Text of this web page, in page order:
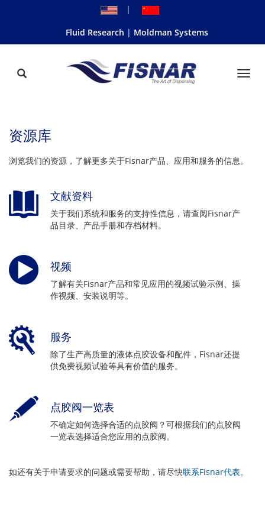
|
Fluid Research Moldman Systems
资源库
浏览我们的资源，了解更多关于Fisnar产品、应用和服务的信息。
文献资料
关于我们系统和服务的支持性信息，请查阅Fisnar产
品目录、产品手册和存档材料。
视频
了解有关Fisnar产品和常见应用的视频试验示例、操
作视频、安装说明等。
服务
除了生产高质量的液体点胶设备和配件，Fisnar还提
供免费视频试验等具有价值的服务。
点胶阀一览表
不确定如何选择合适的点胶阀？可根据我们的点胶阀
一览表选择适合您应用的点胶阀。
如还有关于申请要求的问题或需要帮助，请尽快联系Fisnar代表。